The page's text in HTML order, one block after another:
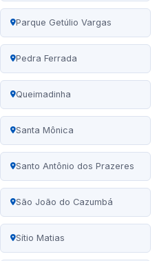
Parque Getúlio Vargas
Pedra Ferrada
Queimadinha
Santa Mônica
Santo Antônio dos Prazeres
São João do Cazumbá
Sítio Matias